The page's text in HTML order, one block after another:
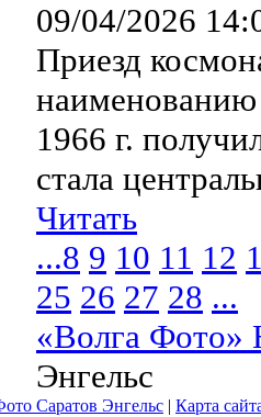
09/04/2026
Приезд
1966 г.
стала
Читать
...8 9 10 11 12
25 26 27 28 ...
«Волга Фото»
Энгельс
Саратов Энгельс | Карта